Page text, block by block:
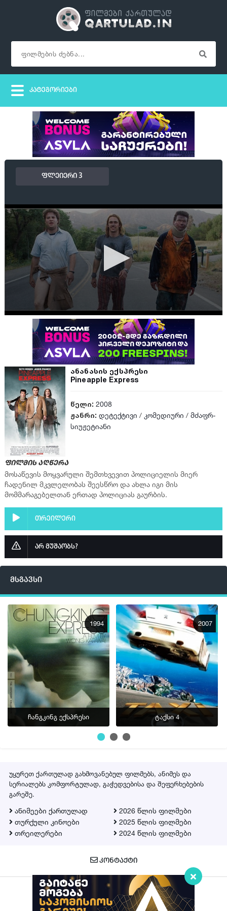
ფლეიერი 3
ანანასის ექსპრესი
Pineapple Express
წელი: 2008
ჟანრი: დეტექტივი / კომედიური / მძაფრ-
სიუჟეტიანი
ფილმის აღწერა
მოსაწევის მოყვარული შემთხვევით პოლიციელის მიერ
ჩადენილ მკვლელობას შეესწრო და ახლა იგი მის
მომმარაგებელთან ერთად პოლიციას გაურბის.
თრეილერი
არ მუშაობს?
მსგავსი
1994
ჩანგკინგ ექსპრესი
2007
ტაქსი 4
უყურეთ ქართულად გახმოვანებულ ფილმებს, ანიმეს და
სერიალებს კომფორტულად, გაჭედვებისა და შეფერხებების
გარეშე.
ანიმეები ქართულად
თურქული კინოები
თრეილერები
2026 წლის ფილმები
2025 წლის ფილმები
2024 წლის ფილმები
ᲙᲝᲜᲢᲐᲥᲢᲘ
Qartulad.in © 2026